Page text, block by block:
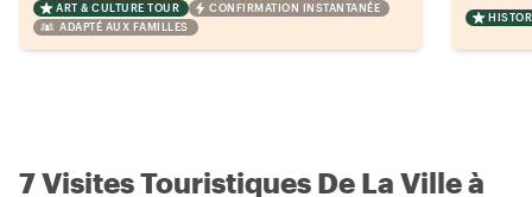
ART & CULTURE TOUR
CONFIRMATION INSTANTANÉE
ADAPTÉ AUX FAMILLES
7 Visites Touristiques De La Ville à